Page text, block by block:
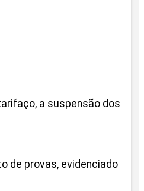
a suspensão dos
de provas, evidenciado